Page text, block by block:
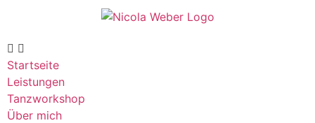
Startseite
Leistungen
Tanzworkshop
Über mich